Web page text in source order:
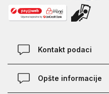
Kontakt podaci
Kontakt
Opšte informacije